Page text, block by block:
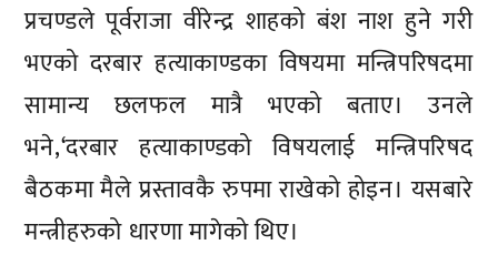
प्रचण्डले पूर्वराजा वीरेन्द्र शाहको बंश नाश हुने गरी
भएको दरबार हत्याकाण्डका विषयमा मन्त्रिपरिषदमा
सामान्य छलफल मात्रै भएको बताए। उनले
भने,‘दरबार हत्याकाण्डको विषयलाई मन्त्रिपरिषद
बैठकमा मैले प्रस्तावकै रुपमा राखेको होइन। यसबारे
मन्त्रीहरुको धारणा मागेको थिए।